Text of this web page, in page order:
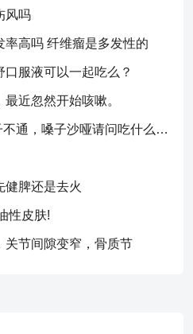
风吗
高吗 纤维瘤是多发性的
服液可以一起吃么？
近忽然开始咳嗽。
你好，鼻炎犯了，鼻子不通，嗓子沙哑请问吃什么药比较好？
健脾还是去火
性皮肤!
关节间隙变窄，骨质节